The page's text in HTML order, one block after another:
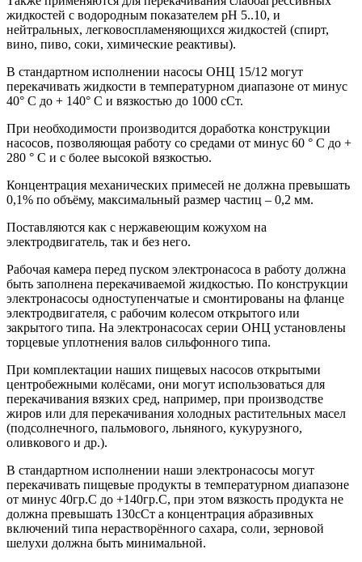
жидкостей с водородным показателем pH 5..10, и
нейтральных, легковоспламеняющихся жидкостей (спирт,
вино, пиво, соки, химические реактивы).
В стандартном исполнении насосы ОНЦ 15/12 могут
перекачивать жидкости в температурном диапазоне от минус
40° С до + 140° С и вязкостью до 1000 сСт.
При необходимости производится доработка конструкции
насосов, позволяющая работу со средами от минус 60 ° С до +
280 ° С и с более высокой вязкостью.
Концентрация механических примесей не должна превышать
0,1% по объёму, максимальный размер частиц – 0,2 мм.
Поставляются как с нержавеющим кожухом на
электродвигатель, так и без него.
Рабочая камера перед пуском электронасоса в работу должна
быть заполнена перекачиваемой жидкостью. По конструкции
электронасосы одноступенчатые и смонтированы на фланце
электродвигателя, с рабочим колесом открытого или
закрытого типа. На электронасосах серии ОНЦ установлены
торцевые уплотнения валов сильфонного типа.
При комплектации наших пищевых насосов открытыми
центробежными колёсами, они могут использоваться для
перекачивания вязких сред, например, при производстве
жиров или для перекачивания холодных растительных масел
(подсолнечного, пальмового, льняного, кукурузного,
оливкового и др.).
В стандартном исполнении наши электронасосы могут
перекачивать пищевые продукты в температурном диапазоне
от минус 40гр.С до +140гр.С, при этом вязкость продукта не
должна превышать 130сСт а концентрация абразивных
включений типа нерастворённого сахара, соли, зерновой
шелухи должна быть минимальной.